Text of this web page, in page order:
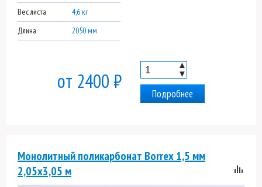
Вес листа
4,6 кг
Длина
2050 мм
от 2400 ₽
▲
▼
Подробнее
Монолитный поликарбонат Borrex 1,5 мм
2,05х3,05 м